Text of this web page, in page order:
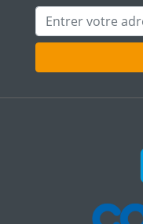
Adresse mail